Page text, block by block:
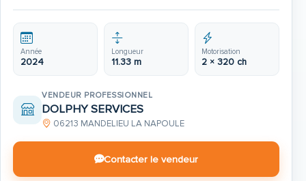
Année
2024
Longueur
11.33 m
Motorisation
2 × 320 ch
VENDEUR PROFESSIONNEL
DOLPHY SERVICES
06213 MANDELIEU LA NAPOULE
Contacter le vendeur